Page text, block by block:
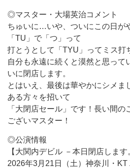
◎マスター・大場英治コメント
ちゅいに…いや、ついにこの日が
「TU」で「つ」って
打とうとして「TYU」ってミス打
自分も永遠に続くと漠然と思って
いに閉店します。
とはいえ、最後は華やかにシメま
ある方々を招いて
「大閉店セール」です！長い間の
ございマスター！
◎公演情報
【大関内デビル －本日閉店します
2026年3月21日（土）神奈川・